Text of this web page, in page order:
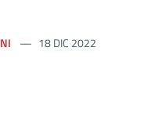
18 DIC 2022